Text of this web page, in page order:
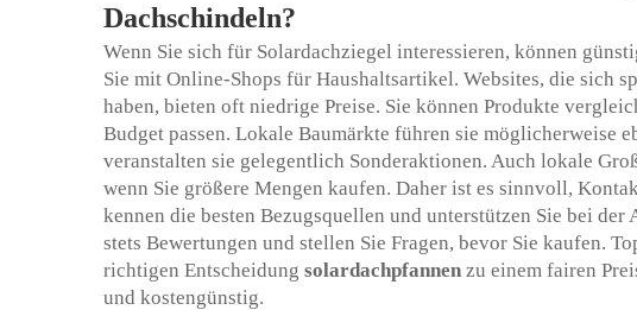
Dachschindeln?
Wenn Sie sich für Solardachziegel interessieren, können
Sie mit Online-Shops für Haushaltsartikel. Websites, die sich
haben, bieten oft niedrige Preise. Sie können Produkte
Budget passen. Lokale Baumärkte führen sie möglicherweise
veranstalten sie gelegentlich Sonderaktionen. Auch lokale
wenn Sie größere Mengen kaufen. Daher ist es sinnvoll,
kennen die besten Bezugsquellen und unterstützen Sie bei der
stets Bewertungen und stellen Sie Fragen, bevor Sie kaufen.
richtigen Entscheidung solardachpfannen zu einem fairen
und kostengünstig.